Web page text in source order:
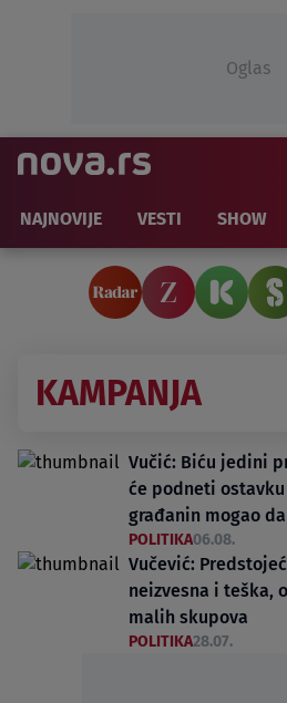
Oglas
NAJNOVIJE VESTI SHOW
KAMPANJA
Vučić: Biću jedini
će podneti
građanin mogao
POLITIKA06.08.
Vučević:
neizvesna i teška,
malih skupova
POLITIKA28.07.